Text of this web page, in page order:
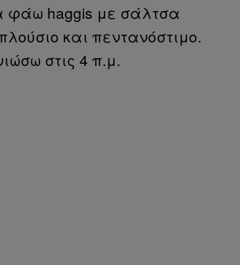
φάω haggis με σάλτσα
και πεντανόστιμο.
στις 4 π.μ.